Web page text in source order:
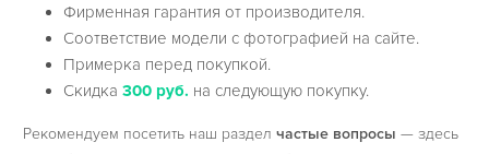
Фирменная гарантия от производителя.
Соответствие модели с фотографией на сайте.
Примерка перед покупкой.
Скидка300 руб. на следующую покупку.
Рекомендуем посетить наш раздел частые вопросы — здесь